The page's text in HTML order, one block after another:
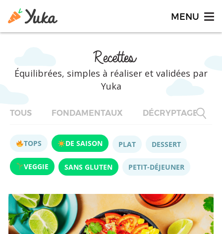
Recettes
Équilibrées, simples à réaliser et validées par
Yuka
TOUS FONDAMENTAUX DÉCRYPTAGES
TOPS DE SAISON PLAT DESSERT
VEGGIE SANS GLUTEN PETIT-DÉJEUNER